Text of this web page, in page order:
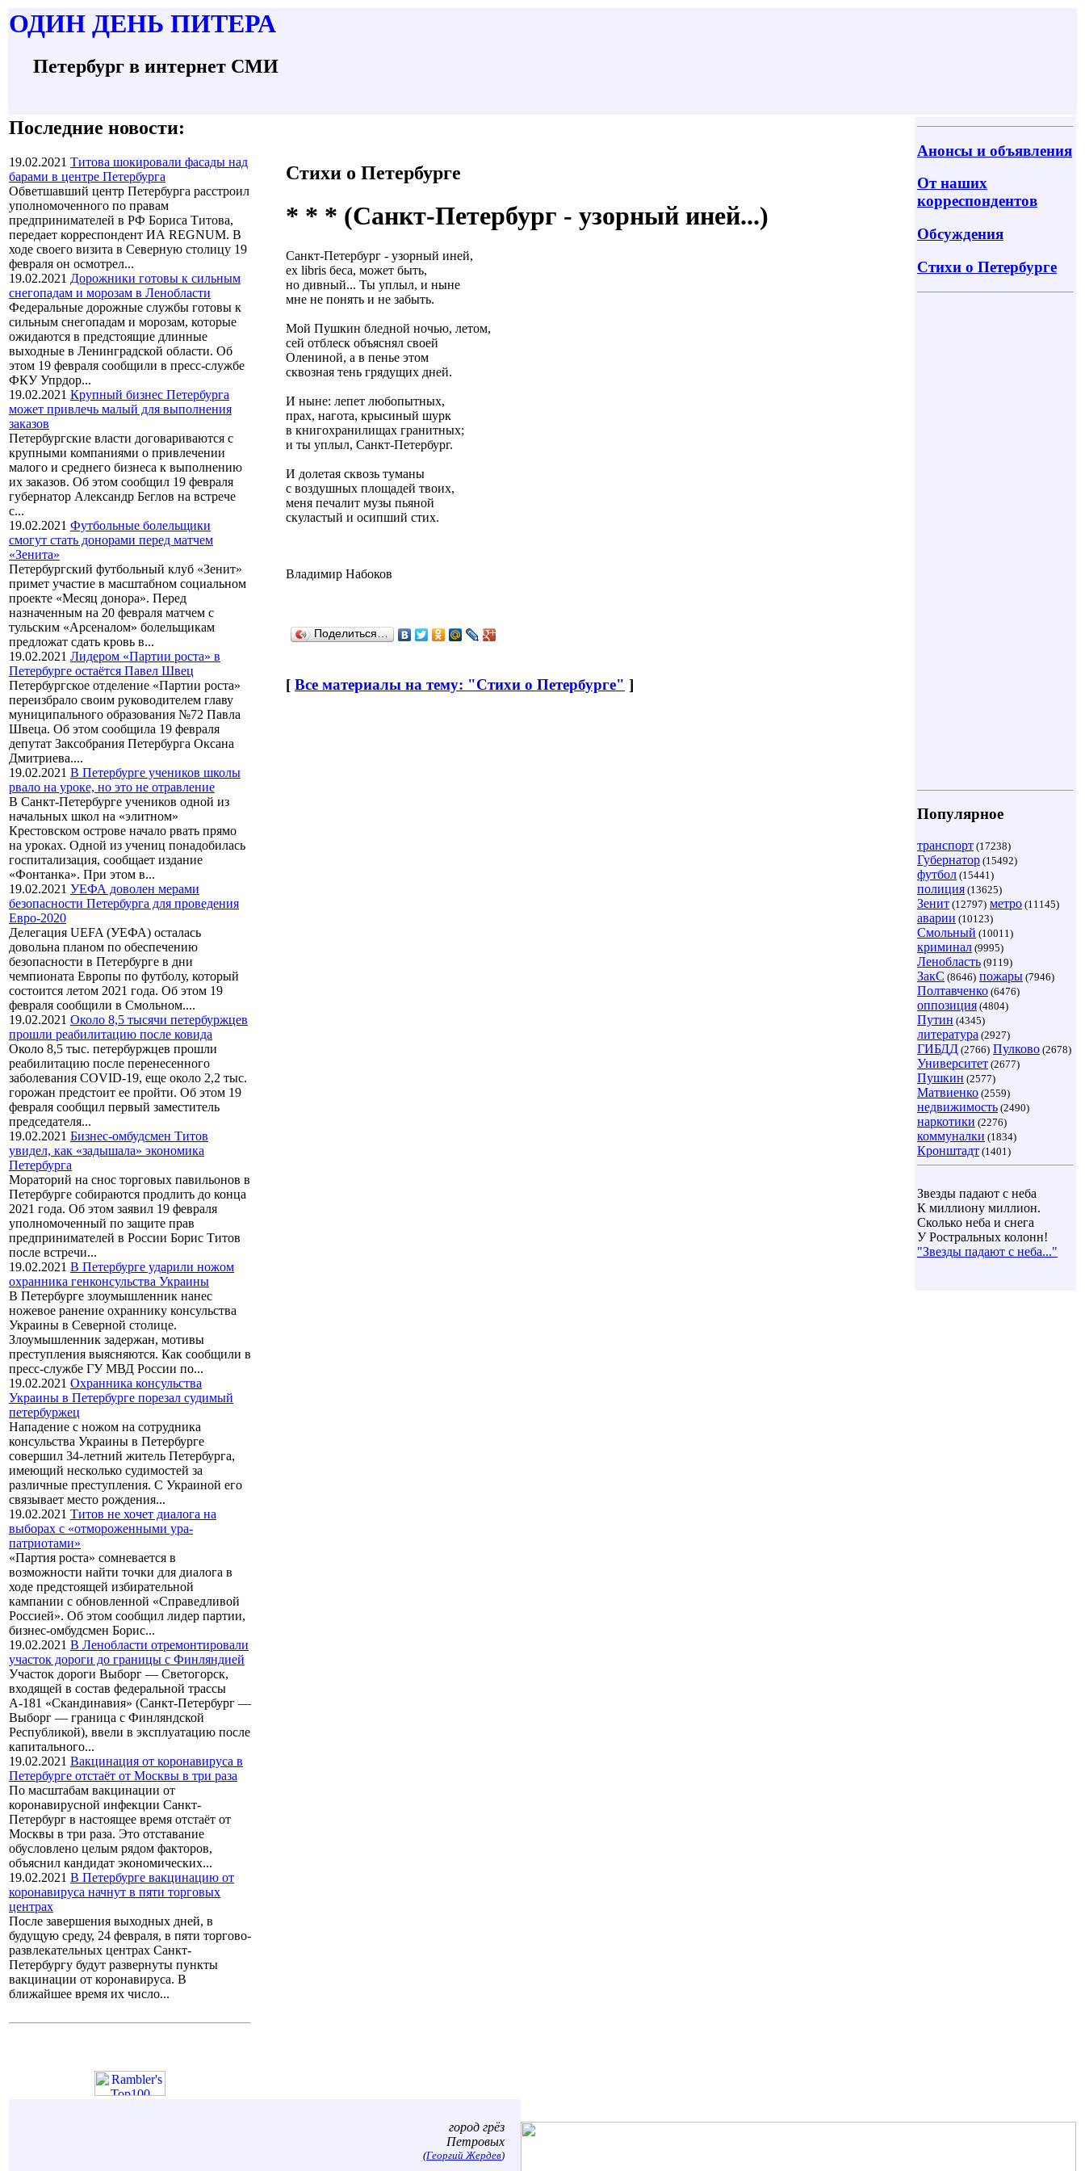
ОДИН ДЕНЬ ПИТЕРА
Петербург в интернет СМИ
Последние новости:
19.02.2021 Титова шокировали фасады над
барами в центре Петербурга
Обветшавший центр Петербурга расстроил
уполномоченного по правам
предпринимателей в РФ Бориса Титова,
передает корреспондент ИА REGNUM. В
ходе своего визита в Северную столицу 19
февраля он осмотрел...
19.02.2021 Дорожники готовы к сильным
снегопадам и морозам в Ленобласти
Федеральные дорожные службы готовы к
сильным снегопадам и морозам, которые
ожидаются в предстоящие длинные
выходные в Ленинградской области. Об
этом 19 февраля сообщили в пресс-службе
ФКУ Упрдор...
19.02.2021 Крупный бизнес Петербурга
может привлечь малый для выполнения
заказов
Петербургские власти договариваются с
крупными компаниями о привлечении
малого и среднего бизнеса к выполнению
их заказов. Об этом сообщил 19 февраля
губернатор Александр Беглов на встрече
с...
19.02.2021 Футбольные болельщики
смогут стать донорами перед матчем
«Зенита»
Петербургский футбольный клуб «Зенит»
примет участие в масштабном социальном
проекте «Месяц донора». Перед
назначенным на 20 февраля матчем с
тульским «Арсеналом» болельщикам
предложат сдать кровь в...
19.02.2021 Лидером «Партии роста» в
Петербурге остаётся Павел Швец
Петербургское отделение «Партии роста»
переизбрало своим руководителем главу
муниципального образования №72 Павла
Швеца. Об этом сообщила 19 февраля
депутат Заксобрания Петербурга Оксана
Дмитриева....
19.02.2021 В Петербурге учеников школы
рвало на уроке, но это не отравление
В Санкт-Петербурге учеников одной из
начальных школ на «элитном»
Крестовском острове начало рвать прямо
на уроках. Одной из учениц понадобилась
госпитализация, сообщает издание
«Фонтанка». При этом в...
19.02.2021 УЕФА доволен мерами
безопасности Петербурга для проведения
Евро-2020
Делегация UEFA (УЕФА) осталась
довольна планом по обеспечению
безопасности в Петербурге в дни
чемпионата Европы по футболу, который
состоится летом 2021 года. Об этом 19
февраля сообщили в Смольном....
19.02.2021 Около 8,5 тысячи петербуржцев
прошли реабилитацию после ковида
Около 8,5 тыс. петербуржцев прошли
реабилитацию после перенесенного
заболевания COVID-19, еще около 2,2 тыс.
горожан предстоит ее пройти. Об этом 19
февраля сообщил первый заместитель
председателя...
19.02.2021 Бизнес-омбудсмен Титов
увидел, как «задышала» экономика
Петербурга
Мораторий на снос торговых павильонов в
Петербурге собираются продлить до конца
2021 года. Об этом заявил 19 февраля
уполномоченный по защите прав
предпринимателей в России Борис Титов
после встречи...
19.02.2021 В Петербурге ударили ножом
охранника генконсульства Украины
В Петербурге злоумышленник нанес
ножевое ранение охраннику консульства
Украины в Северной столице.
Злоумышленник задержан, мотивы
преступления выясняются. Как сообщили в
пресс-службе ГУ МВД России по...
19.02.2021 Охранника консульства
Украины в Петербурге порезал судимый
петербуржец
Нападение с ножом на сотрудника
консульства Украины в Петербурге
совершил 34-летний житель Петербурга,
имеющий несколько судимостей за
различные преступления. С Украиной его
связывает место рождения...
19.02.2021 Титов не хочет диалога на
выборах с «отмороженными ура-
патриотами»
«Партия роста» сомневается в
возможности найти точки для диалога в
ходе предстоящей избирательной
кампании с обновленной «Справедливой
Россией». Об этом сообщил лидер партии,
бизнес-омбудсмен Борис...
19.02.2021 В Ленобласти отремонтировали
участок дороги до границы с Финляндией
Участок дороги Выборг — Светогорск,
входящей в состав федеральной трассы
А-181 «Скандинавия» (Санкт-Петербург —
Выборг — граница с Финляндской
Республикой), ввели в эксплуатацию после
капитального...
19.02.2021 Вакцинация от коронавируса в
Петербурге отстаёт от Москвы в три раза
По масштабам вакцинации от
коронавирусной инфекции Санкт-
Петербург в настоящее время отстаёт от
Москвы в три раза. Это отставание
обусловлено целым рядом факторов,
объяснил кандидат экономических...
19.02.2021 В Петербурге вакцинацию от
коронавируса начнут в пяти торговых
центрах
После завершения выходных дней, в
будущую среду, 24 февраля, в пяти торгово-
развлекательных центрах Санкт-
Петербургу будут развернуты пункты
вакцинации от коронавируса. В
ближайшее время их число...
Анонсы и объявления
От наших
корреспондентов
Обсуждения
Стихи о Петербурге
Популярное
транспорт (17238)
Губернатор (15492)
футбол (15441)
полиция (13625)
Зенит (12797) метро (11145)
аварии (10123)
Смольный (10011)
криминал (9995)
Ленобласть (9119)
ЗакС (8646) пожары (7946)
Полтавченко (6476)
оппозиция (4804)
Путин (4345)
литература (2927)
ГИБДД (2766) Пулково (2678)
Университет (2677)
Пушкин (2577)
Матвиенко (2559)
недвижимость (2490)
наркотики (2276)
коммуналки (1834)
Кронштадт (1401)
Звезды падают с неба
К миллиону миллион.
Сколько неба и снега
У Ростральных колонн!
"Звезды падают с неба..."
Стихи о Петербурге
* * * (Санкт-Петербург - узорный иней...)
Санкт-Петербург - узорный иней,
ex libris беса, может быть,
но дивный... Ты уплыл, и ныне
мне не понять и не забыть.
Мой Пушкин бледной ночью, летом,
сей отблеск объяснял своей
Олениной, а в пенье этом
сквозная тень грядущих дней.
И ныне: лепет любопытных,
прах, нагота, крысиный шурк
в книгохранилищах гранитных;
и ты уплыл, Санкт-Петербург.
И долетая сквозь туманы
с воздушных площадей твоих,
меня печалит музы пьяной
скуластый и осипший стих.
Владимир Набоков
Поделиться…
[ Все материалы на тему: "Стихи о Петербурге" ]
город грёз
Петровых
(Георгий Жердев)